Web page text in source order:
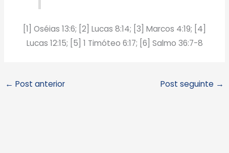
[1] Oséias 13:6; [2] Lucas 8:14; [3] Marcos 4:19; [4]
Lucas 12:15; [5] 1 Timóteo 6:17; [6] Salmo 36:7-8
← Post anterior Post seguinte →